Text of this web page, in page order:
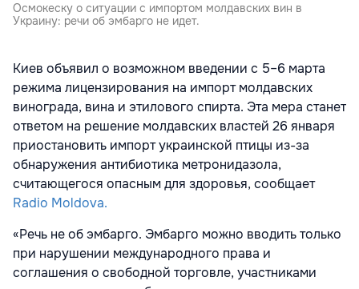
Осмокеску о ситуации с импортом молдавских вин в
Украину: речи об эмбарго не идет.
Киев объявил о возможном введении с 5–6 марта
режима лицензирования на импорт молдавских
винограда, вина и этилового спирта. Эта мера станет
ответом на решение молдавских властей 26 января
приостановить импорт украинской птицы из-за
обнаружения антибиотика метронидазола,
считающегося опасным для здоровья, сообщает
Radio Moldova.
«Речь не об эмбарго. Эмбарго можно вводить только
при нарушении международного права и
соглашения о свободной торговле, участниками